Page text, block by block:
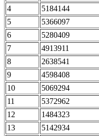
4 5184144
5 5366097
6 5280409
7 4913911
8 2638541
9 4598408
10 5069294
11 5372962
12 1484323
13 5142934